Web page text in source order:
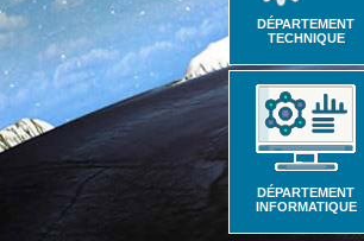
DÉPARTEMENT
TECHNIQUE
DÉPARTEMENT
INFORMATIQUE